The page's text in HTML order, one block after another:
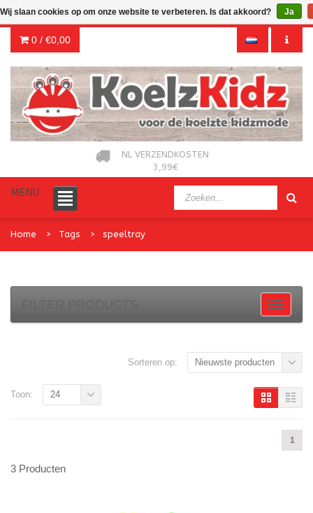
0 / €0,00
NL VERZENDKOSTEN
3,99€
MENU
Home Tags speeltray
Sorteren op: Nieuwste producten
1
Toon: 24
3 Producten
Wij slaan cookies op om onze website te verbeteren. Is dat akkoord? Ja